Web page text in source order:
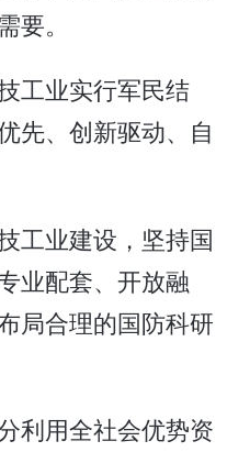
要。
工业实行军民结
先、创新驱动、自
工业建设，坚持国
业配套、开放融
局合理的国防科研
利用全社会优势资